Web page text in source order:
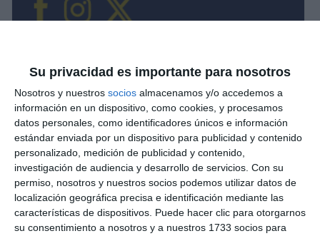
Su privacidad es importante para nosotros
Nosotros y nuestros socios almacenamos y/o accedemos a
información en un dispositivo, como cookies, y procesamos
datos personales, como identificadores únicos e información
estándar enviada por un dispositivo para publicidad y contenido
personalizado, medición de publicidad y contenido,
investigación de audiencia y desarrollo de servicios. Con su
permiso, nosotros y nuestros socios podemos utilizar datos de
localización geográfica precisa e identificación mediante las
características de dispositivos. Puede hacer clic para otorgarnos
su consentimiento a nosotros y a nuestros 1733 socios para